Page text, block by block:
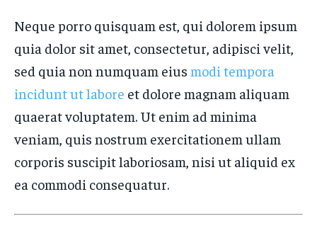
Neque porro quisquam est, qui dolorem ipsum
quia dolor sit amet, consectetur, adipisci velit,
sed quia non numquam eius modi tempora
incidunt ut labore et dolore magnam aliquam
quaerat voluptatem. Ut enim ad minima
veniam, quis nostrum exercitationem ullam
corporis suscipit laboriosam, nisi ut aliquid ex
ea commodi consequatur.